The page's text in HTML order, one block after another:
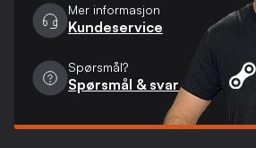
Mer informasjon
Kundeservice
Spørsmål?
Spørsmål & svar